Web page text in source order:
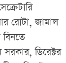
রোটা, জামাল
বিনতে
ডিরেক্টর